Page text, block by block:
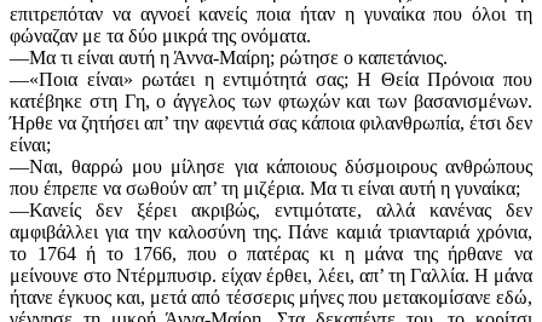
επιτρεπόταν να αγνοεί κανείς ποια ήταν η γυναίκα που όλοι τη
φώναζαν με τα δύο μικρά της ονόματα.
—Μα τι είναι αυτή η Άννα-Μαίρη; ρώτησε ο καπετάνιος.
—«Ποια είναι» ρωτάει η εντιμότητά σας; Η Θεία Πρόνοια που
κατέβηκε στη Γη, ο άγγελος των φτωχών και των βασανισμένων.
Ήρθε να ζητήσει απ’ την αφεντιά σας κάποια φιλανθρωπία, έτσι δεν
είναι;
—Ναι, θαρρώ μου μίλησε για κάποιους δύσμοιρους ανθρώπους
που έπρεπε να σωθούν απ’ τη μιζέρια. Μα τι είναι αυτή η γυναίκα;
—Κανείς δεν ξέρει ακριβώς, εντιμότατε, αλλά κανένας δεν
αμφιβάλλει για την καλοσύνη της. Πάνε καμιά τριανταριά χρόνια,
το 1764 ή το 1766, που ο πατέρας κι η μάνα της ήρθανε να
μείνουνε στο Ντέρμπυσιρ. είχαν έρθει, λέει, απ’ τη Γαλλία. Η μάνα
ήτανε έγκυος και, μετά από τέσσερις μήνες που μετακομίσανε εδώ,